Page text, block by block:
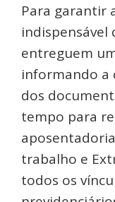
Para garantir
indispensável
entreguem
informando a
dos
tempo para
trabalho e
todos os